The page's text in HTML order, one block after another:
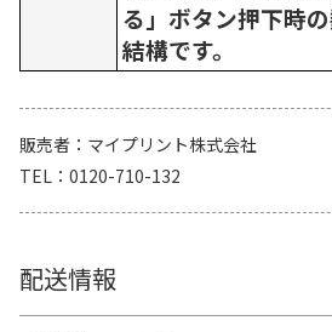
る」ボタン押下時
結構です。
販売者
マイプリント株式会社
TEL
0120-710-132
配送情報